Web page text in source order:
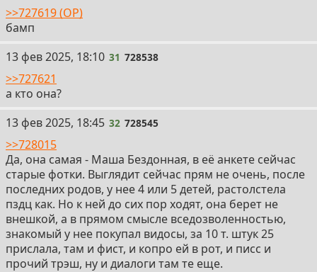
>>727619 (OP)
бамп
31
13 фев 2025, 18:10 31 728538
>>727621
а кто она?
32
13 фев 2025, 18:45 32 728545
>>728015
Да, она самая - Маша Бездонная, в её анкете сейчас
старые фотки. Выглядит сейчас прям не очень, после
последних родов, у нее 4 или 5 детей, растолстела
пздц как. Но к ней до сих пор ходят, она берет не
внешкой, а в прямом смысле вседозволенностью,
знакомый у нее покупал видосы, за 10 т. штук 25
прислала, там и фист, и копро ей в рот, и писс и
прочий трэш, ну и диалоги там те еще.